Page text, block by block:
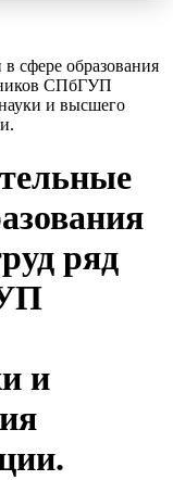
в сфере образования
СПбГУП
и высшего
ряд
и